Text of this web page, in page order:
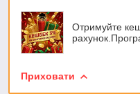
Отримуйте
Приховати